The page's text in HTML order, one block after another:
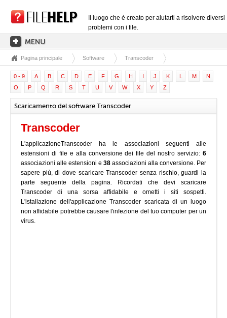
Il luogo che è creato per aiutarti a risolvere diversi
problemi con i file.
PAGINA PRINCIPALE
CATEGORIE DELLE ESTENSIONI
CATEGORIE DEI DRIVER
FILE DLL
CONVERSIONI DI FILE
SOFTWARE
Pagina principale Software Transcoder
0 - 9 A B C D E F G H I J K L M
N
O
P Q R S T U V W X Y Z
Scaricamento del software Transcoder
Transcoder
L'applicazioneTranscoder ha le associazioni seguenti alle
estensioni di file e alla conversione dei file del nostro servizio: 6
associazioni alle estensioni e 38 associazioni alla conversione. Per
sapere più, di dove scaricare Transcoder senza rischio, guardi la
parte seguente della pagina. Ricordati che devi scaricare
Transcoder di una sorsa affidabile e ometti i siti sospetti.
L'istallazione dell'applicazione Transcoder scaricata di un luogo
non affidabile potrebbe causare l'infezione del tuo computer per un
virus.